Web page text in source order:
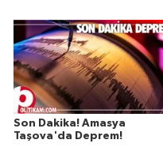
Son Dakika! Amasya
Taşova'da Deprem!